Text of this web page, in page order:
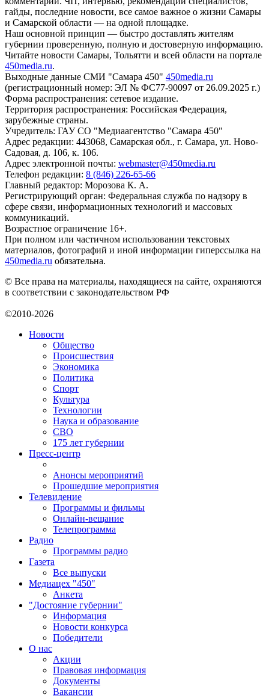
гайды, последние новости, все самое важное о жизни Самары
и Самарской области — на одной площадке.
Наш основной принцип — быстро доставлять жителям
губернии проверенную, полную и достоверную информацию.
Читайте новости Самары, Тольятти и всей области на портале
450media.ru.
Выходные данные СМИ "Самара 450" 450media.ru
(регистрационный номер: ЭЛ № ФС77-90097 от 26.09.2025 г.)
Форма распространения: сетевое издание.
Территория распространения: Российская Федерация,
зарубежные страны.
Учредитель: ГАУ СО "Медиаагентство "Самара 450"
Адрес редакции: 443068, Самарская обл., г. Самара, ул. Ново-
Садовая, д. 106, к. 106.
Адрес электронной почты: webmaster@450media.ru
Телефон редакции: 8 (846) 226-65-66
Главный редактор: Морозова К. А.
Регистрирующий орган: Федеральная служба по надзору в
сфере связи, информационных технологий и массовых
коммуникаций.
Возрастное ограничение 16+.
При полном или частичном использовании текстовых
материалов, фотографий и иной информации гиперссылка на
450media.ru обязательна.
© Все права на материалы, находящиеся на сайте, охраняются
в соответствии с законодательством РФ
©2010-2026
Новости
Общество
Происшествия
Экономика
Политика
Спорт
Культура
Технологии
Наука и образование
СВО
175 лет губернии
Пресс-центр
Анонсы мероприятий
Прошедшие мероприятия
Телевидение
Программы и фильмы
Онлайн-вещание
Телепрограмма
Радио
Программы радио
Газета
Все выпуски
Медиацех "450"
Анкета
"Достояние губернии"
Информация
Новости конкурса
Победители
О нас
Акции
Правовая информация
Документы
Вакансии